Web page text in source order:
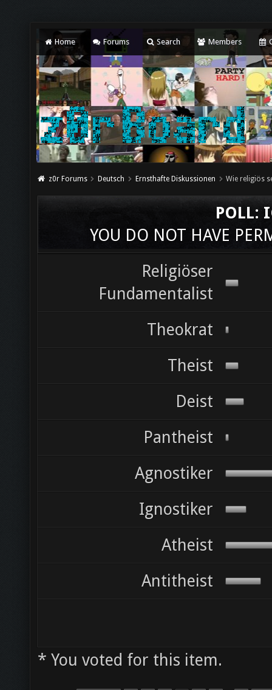
Home Forums Search Members
z0r Forums Deutsch Ernsthafte Diskussionen Wie religiös
POLL:
YOU DO NOT HAVE
Religiöser
Fundamentalist
Theokrat
Theist
Deist
Pantheist
Agnostiker
Ignostiker
Atheist
Antitheist
* You voted for this item.